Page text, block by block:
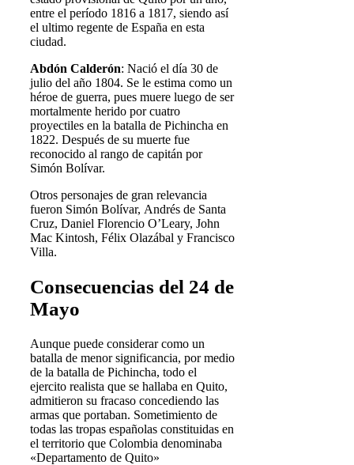
entre el período 1816 a 1817, siendo así
el ultimo regente de España en esta
ciudad.
Abdón Calderón: Nació el día 30 de
julio del año 1804. Se le estima como un
héroe de guerra, pues muere luego de ser
mortalmente herido por cuatro
proyectiles en la batalla de Pichincha en
1822. Después de su muerte fue
reconocido al rango de capitán por
Simón Bolívar.
Otros personajes de gran relevancia
fueron Simón Bolívar, Andrés de Santa
Cruz, Daniel Florencio O’Leary, John
Mac Kintosh, Félix Olazábal y Francisco
Villa.
Consecuencias del 24 de
Mayo
Aunque puede considerar como un
batalla de menor significancia, por medio
de la batalla de Pichincha, todo el
ejercito realista que se hallaba en Quito,
admitieron su fracaso concediendo las
armas que portaban. Sometimiento de
todas las tropas españolas constituidas en
el territorio que Colombia denominaba
«Departamento de Quito»